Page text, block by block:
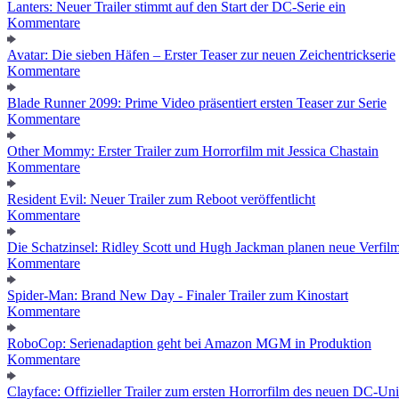
Lanters: Neuer Trailer stimmt auf den Start der DC-Serie ein
Kommentare
Avatar: Die sieben Häfen – Erster Teaser zur neuen Zeichentrickserie
Kommentare
Blade Runner 2099: Prime Video präsentiert ersten Teaser zur Serie
Kommentare
Other Mommy: Erster Trailer zum Horrorfilm mit Jessica Chastain
Kommentare
Resident Evil: Neuer Trailer zum Reboot veröffentlicht
Kommentare
Die Schatzinsel: Ridley Scott und Hugh Jackman planen neue
Kommentare
Spider-Man: Brand New Day - Finaler Trailer zum Kinostart
Kommentare
RoboCop: Serienadaption geht bei Amazon MGM in Produktion
Kommentare
Clayface: Offizieller Trailer zum ersten Horrorfilm des neuen DC-